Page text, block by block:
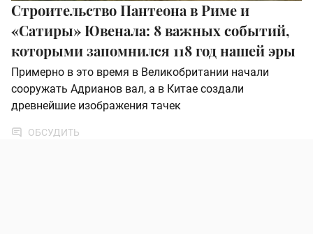
Строительство Пантеона в Риме и
«Сатиры» Ювенала: 8 важных событий,
которыми запомнился 118 год нашей эры
Примерно в это время в Великобритании начали
сооружать Адрианов вал, а в Китае создали
древнейшие изображения тачек
ОБСУДИТЬ